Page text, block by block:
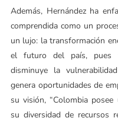
Además, Hernández ha
comprendida como un
un lujo: la transformación
el futuro del país, pues
disminuye la
genera oportunidades de
su visión, “Colombia
su diversidad de recursos